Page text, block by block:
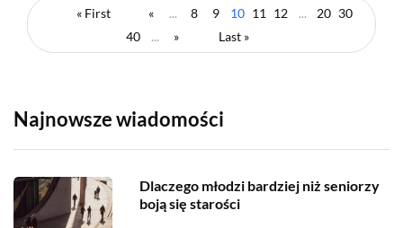
« First « ... 8 9 10 11 12 ... 20 30
40
... » Last »
Najnowsze wiadomości
Dlaczego młodzi bardziej niż seniorzy
boją się starości